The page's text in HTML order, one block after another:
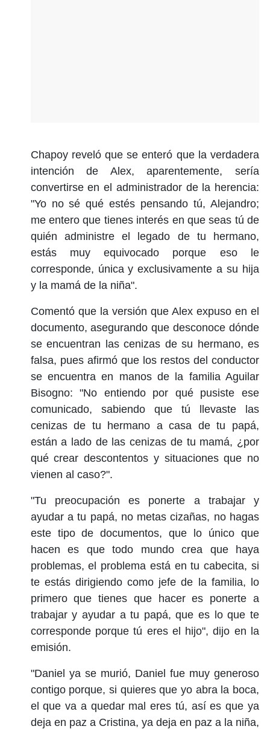
Chapoy reveló que se enteró que la verdadera
intención de Alex, aparentemente, sería
convertirse en el administrador de la herencia:
"Yo no sé qué estés pensando tú, Alejandro;
me entero que tienes interés en que seas tú de
quién administre el legado de tu hermano,
estás muy equivocado porque eso le
corresponde, única y exclusivamente a su hija
y la mamá de la niña".
Comentó que la versión que Alex expuso en el
documento, asegurando que desconoce dónde
se encuentran las cenizas de su hermano, es
falsa, pues afirmó que los restos del conductor
se encuentra en manos de la familia Aguilar
Bisogno: "No entiendo por qué pusiste ese
comunicado, sabiendo que tú llevaste las
cenizas de tu hermano a casa de tu papá,
están a lado de las cenizas de tu mamá, ¿por
qué crear descontentos y situaciones que no
vienen al caso?".
"Tu preocupación es ponerte a trabajar y
ayudar a tu papá, no metas cizañas, no hagas
este tipo de documentos, que lo único que
hacen es que todo mundo crea que haya
problemas, el problema está en tu cabecita, si
te estás dirigiendo como jefe de la familia, lo
primero que tienes que hacer es ponerte a
trabajar y ayudar a tu papá, que es lo que te
corresponde porque tú eres el hijo", dijo en la
emisión.
"Daniel ya se murió, Daniel fue muy generoso
contigo porque, si quieres que yo abra la boca,
el que va a quedar mal eres tú, así es que ya
deja en paz a Cristina, ya deja en paz a la niña,